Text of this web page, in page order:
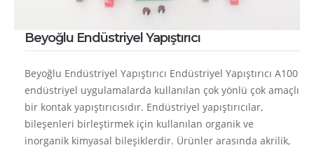
Beyoğlu Endüstriyel Yapıştırıcı
Beyoğlu Endüstriyel Yapıştırıcı Endüstriyel Yapıştırıcı A100
endüstriyel uygulamalarda kullanılan çok yönlü çok amaçlı
bir kontak yapıştırıcısıdır. Endüstriyel yapıştırıcılar,
bileşenleri birleştirmek için kullanılan organik ve
inorganik kimyasal bileşiklerdir. Ürünler arasında akrilik,